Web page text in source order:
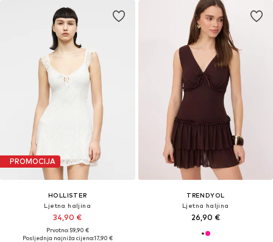
PROMOCIJA
HOLLISTER
Ljetna haljina
34,90 €
Prvotno: 59,90 €
Posljednja najniža cijena:17,90 €
TRENDYOL
Ljetna haljina
26,90 €